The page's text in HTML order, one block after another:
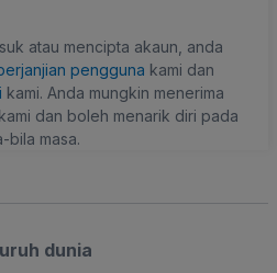
atau mencipta akaun, anda
pengguna kami dan
kami. Anda mungkin menerima
dan boleh menarik diri pada
bila masa.
dunia